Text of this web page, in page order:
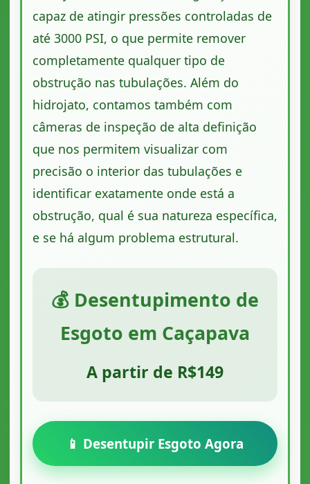
capaz de atingir pressões controladas de
até 3000 PSI, o que permite remover
completamente qualquer tipo de
obstrução nas tubulações. Além do
hidrojato, contamos também com
câmeras de inspeção de alta definição
que nos permitem visualizar com
precisão o interior das tubulações e
identificar exatamente onde está a
obstrução, qual é sua natureza específica,
e se há algum problema estrutural.
💰 Desentupimento de
Esgoto em Caçapava
A partir de R$149
📱 Desentupir Esgoto Agora